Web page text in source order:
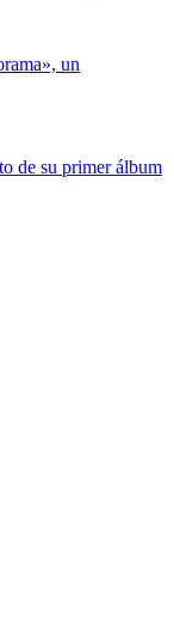
un
de su primer álbum